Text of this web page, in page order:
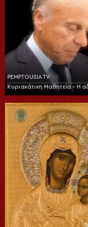
PEMPTOUSIA TV
Κυριακάτικη Μαθητεία – Η